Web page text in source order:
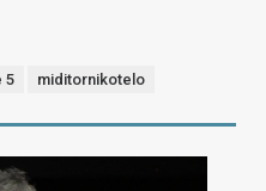
5 miditornikotelo